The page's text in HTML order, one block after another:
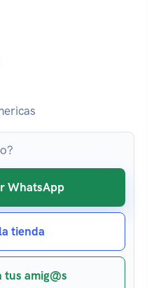
WhatsApp
tienda
tus amig@s